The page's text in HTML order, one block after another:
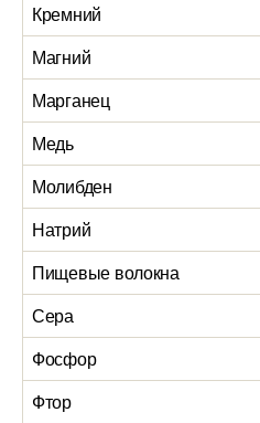
Кремний
Магний
Марганец
Медь
Молибден
Натрий
Пищевые волокна
Сера
Фосфор
Фтор